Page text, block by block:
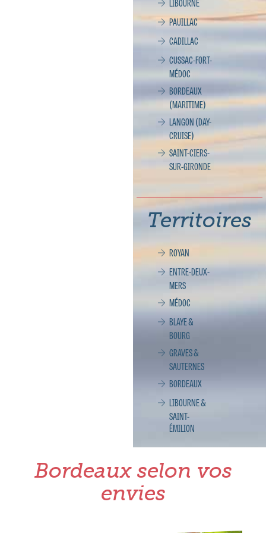
PAUILLAC
CADILLAC
CUSSAC-FORT-
MÉDOC
BORDEAUX
(MARITIME)
LANGON (DAY-
CRUISE)
SAINT-CIERS-
SUR-GIRONDE
Territoires
ROYAN
ENTRE-DEUX-
MERS
MÉDOC
BLAYE &
BOURG
GRAVES &
SAUTERNES
BORDEAUX
LIBOURNE &
SAINT-
ÉMILION
Bordeaux selon vos
envies